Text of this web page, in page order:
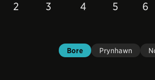
2 3 4 5 6
Bore Prynhawn